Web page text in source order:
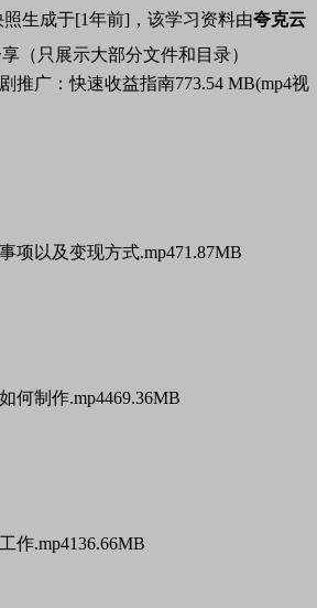
生成于[1年前]，该学习资料由夸克云
（只展示大部分文件和目录）
推广：快速收益指南773.54 MB(mp4视
项以及变现方式.mp471.87MB
何制作.mp4469.36MB
作.mp4136.66MB